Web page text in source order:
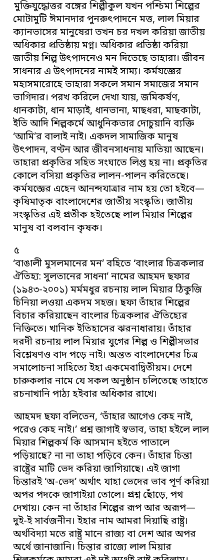
মুক্তিযুদ্ধোত্তর বঙ্গের শিল্পীকুল যখন পশ্চিমা শিল্পের
মোটামুটি ঈমানদার পুনরুৎপাদনে মত্ত, লাল মিয়ার
ক্যানভাসের মানুষেরা তখন চর দখল করিয়া জাতীয়
অধিকার প্রতিষ্ঠায় মগ্ন। অধিকার প্রতিষ্ঠা করিয়া
জাতীয় শিল্প উৎপাদনেও মন দিতেছে তাহারা। জীবন
সাধনার এ উৎপাদনের নামই সাম্য। কর্মযজ্ঞের
মহাসমারোহে তাহারা সকলে সমান সমাজের সমান
ভাগিদার। পরখ করিলে দেখা যায়, জমিকর্ষণ,
ধানকাটা, ধান মাড়াই, ধানভানা, মাছধরা, মাছকাটা,
ইতি আদি শিল্পকর্মে আধুনিকতার দোচুয়ানি ব্যক্তি
‘আমি’র বালাই নাই। একদল সামাজিক মানুষ
উৎপাদন, বণ্টন আর জীবনসাধনায় মাতিয়া আছেন।
তাহারা প্রকৃতির সহিত সংঘাতে লিপ্ত হয় না। প্রকৃতির
কোলে বসিয়া প্রকৃতির লালন-পালন করিতেছে।
কর্মযজ্ঞের এহেন আনন্দযাত্রার নাম হয় তো হইবে—
কৃষিমাতৃক বাংলাদেশের জাতীয় সংস্কৃতি। জাতীয়
সংস্কৃতির এই প্রতীক হইতেছে লাল মিয়ার শিল্পের
মানুষ বা বলবান কৃষক।
৫
‘বাঙালী মুসলমানের মন’ বহিতে ‘বাংলার চিত্রকলার
ঐতিহ্য: সুলতানের সাধনা’ নামের আহমদ ছফার
(১৯৪৩-২০০১) মর্মমধুর রচনায় লাল মিয়ার ঠিকুজি
চিনিয়া লওয়া একদম সহজ। ছফা তাঁহার শিল্পের
বিচার করিয়াছেন বাংলার চিত্রকলার ঐতিহ্যের
নিক্তিতে। খানিক ইতিহাসের ঝরনাধারায়। তাঁহার
দরদী রচনায় লাল মিয়ার যুগের শিল্প ও শিল্পীসভার
বিশ্লেষণও বাদ পড়ে নাই। অন্তত বাংলাদেশের চিত্র
সমালোচনা সাহিত্যে ইহা একমেবাদ্বিতীয়ম। দেশে
চারুকলার নামে যে সকল অনুষ্ঠান চলিতেছে তাহাতে
রচনাখানি পাঠ্য হইবার অধিকার রাখে।
আহমদ ছফা বলিতেন, ‘তাঁহার আগেও কেহ নাই,
পরেও কেহ নাই।’ প্রশ্ন জাগাই স্বভাব, তাহা হইলে লাল
মিয়ার শিল্পকর্ম কি আসমান হইতে পাতালে
পড়িয়াছে? না না তাহা পড়িবে কেন। তাঁহার চিন্তা
রাষ্ট্রের মাটি ভেদ করিয়া জাগিয়াছে। এই জাগা
চিন্তারই ‘অ-ভেদ’ অর্থাৎ যাহা ভেদের ভাব পূর্ণ করিয়া
অপর পদকে জাগাইয়া তোলে। প্রশ্ন ছোঁড়ে, পথ
দেখায়। কেন না তাঁহার শিল্পের রূপ আর অরূপ—
দুই-ই সার্বজনীন। ইহার নাম আমরা দিয়াছি রাষ্ট্র।
অর্থবিদ্যা মতে রাষ্ট্র মানে রাজ্য বা দেশ আর অপর
অর্থে জানাজানি। চিন্তার রাজ্যে লাল মিয়ার